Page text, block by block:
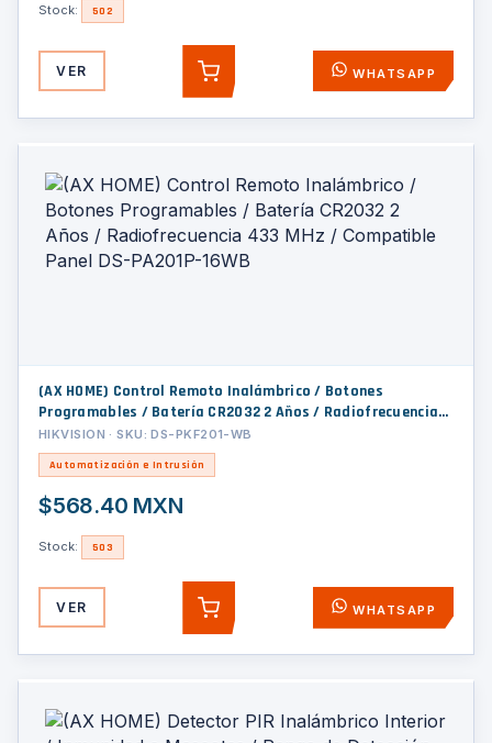
Stock: 502
VER AGREGAR WHATSAPP
(AX HOME) Control Remoto Inalámbrico / Botones
Programables / Batería CR2032 2 Años / Radiofrecuencia
433 MHz / Compatible Panel DS-PA201P-16WB
HIKVISION · SKU: DS-PKF201-WB
Automatización e Intrusión
$568.40 MXN
Stock: 503
VER AGREGAR WHATSAPP